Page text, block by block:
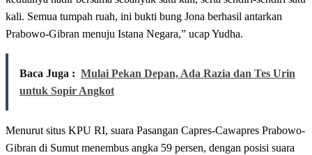
kali. Semua tumpah ruah, ini bukti bung Jona berhasil antarkan
Prabowo-Gibran menuju Istana Negara,” ucap Yudha.
Baca Juga : Mulai Pekan Depan, Ada Razia dan Tes Urin
untuk Sopir Angkot
Menurut situs KPU RI, suara Pasangan Capres-Cawapres Prabowo-
Gibran di Sumut menembus angka 59 persen, dengan posisi suara